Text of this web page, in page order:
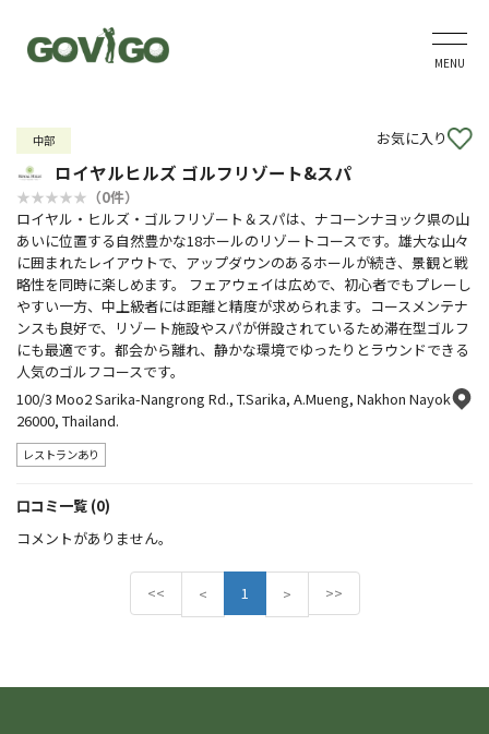
MENU
中部
ロイヤルヒルズ ゴルフリゾート&スパ
お気に入り
（0件）
ロイヤル・ヒルズ・ゴルフリゾート＆スパは、ナコーンナヨック県の山
あいに位置する自然豊かな18ホールのリゾートコースです。雄大な山々
に囲まれたレイアウトで、アップダウンのあるホールが続き、景観と戦
略性を同時に楽しめます。 フェアウェイは広めで、初心者でもプレーし
やすい一方、中上級者には距離と精度が求められます。コースメンテナ
ンスも良好で、リゾート施設やスパが併設されているため滞在型ゴルフ
にも最適です。都会から離れ、静かな環境でゆったりとラウンドできる
人気のゴルフコースです。
100/3 Moo2 Sarika-Nangrong Rd., T.Sarika, A.Mueng, Nakhon Nayok
26000, Thailand.
レストランあり
口コミ一覧 (0)
コメントがありません。
<< <P
r
1 >N
e
>>